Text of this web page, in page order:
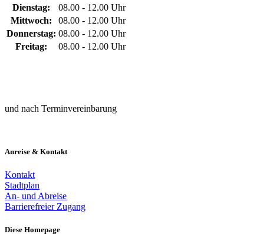
Dienstag:
08.00 - 12.00 Uhr
Mittwoch:
08.00 - 12.00 Uhr
Donnerstag: 08.00 - 12.00 Uhr
Freitag:
08.00 - 12.00 Uhr
und nach Terminvereinbarung
Anreise & Kontakt
Kontakt
Stadtplan
An- und Abreise
Barrierefreier Zugang
Diese Homepage